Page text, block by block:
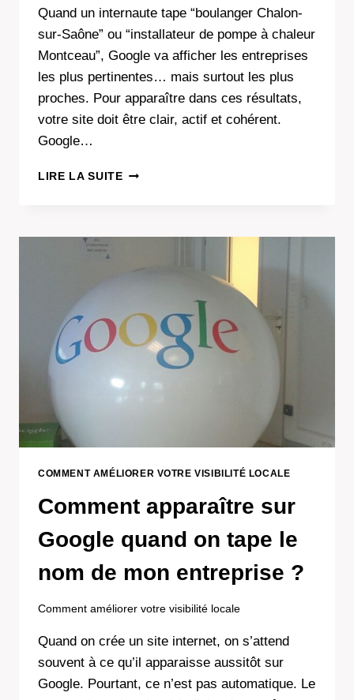
Quand un internaute tape “boulanger Chalon-
sur-Saône” ou “installateur de pompe à chaleur
Montceau”, Google va afficher les entreprises
les plus pertinentes… mais surtout les plus
proches. Pour apparaître dans ces résultats,
votre site doit être clair, actif et cohérent.
Google…
LIRE LA SUITECOMMENT
LOCAL
COMMENT AMÉLIORER VOTRE VISIBILITÉ LOCALE
Comment apparaître sur
Google quand on tape le
nom de mon entreprise ?
Comment améliorer votre visibilité locale
Quand on crée un site internet, on s’attend
souvent à ce qu’il apparaisse aussitôt sur
Google. Pourtant, ce n’est pas automatique. Le